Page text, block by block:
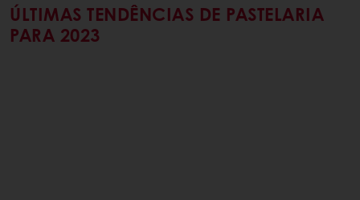
ÚLTIMAS TENDÊNCIAS DE PASTELARIA
PARA 2023